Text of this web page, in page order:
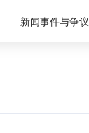
新闻事件与争议